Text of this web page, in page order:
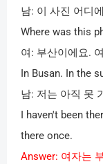
남: 이 사진 어디
Where was this
여 : 부산이에요.
In Busan. In the
남: 저는 아직 못
I haven't been
there once.
Answer: 여자는